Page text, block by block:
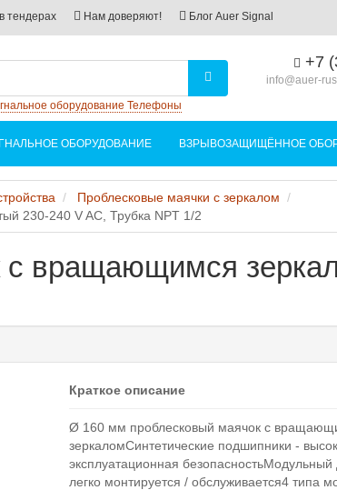
тендерах Нам доверяют! Блог Auer Signal
+7
info@auer-
оборудование Телефоны
ОБОРУДОВАНИЕ ВЗРЫВОЗАЩИЩЁННОЕ
Проблесковые маячки с зеркалом
230-240 V AC, Трубка NPT 1/2
с вращающимся
Краткое описание
Ø 160 мм проблесковый маячок с
зеркаломСинтетические подшипники -
эксплуатационная безопасностьМодульный
легко монтируется / обслуживается4 типа